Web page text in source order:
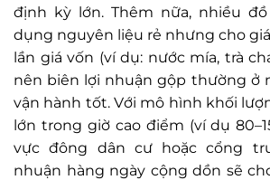
định kỳ lớn. Thêm nữa, nhiều
dụng nguyên liệu rẻ nhưng cho
lần giá vốn (ví dụ: nước mía, trà
nên biên lợi nhuận gộp thường ở
vận hành tốt. Với mô hình khối
lớn trong giờ cao điểm (ví dụ
vực đông dân cư hoặc cổng
nhuận hàng ngày cộng dồn sẽ